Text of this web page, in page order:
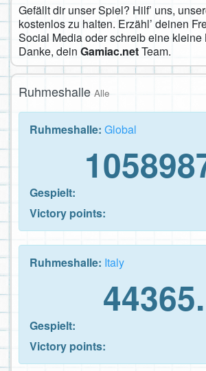
Gefällt dir unser Spiel? Hilf’ uns,
kostenlos zu halten. Erzähl’ deinen
Social Media oder schreib eine kleine
Danke, dein Gamiac.netTeam.
Ruhmeshalle Alle
Ruhmeshalle: Global
Gespielt:
Victory points:
Ruhmeshalle: Italy
44365.
Gespielt:
Victory points: